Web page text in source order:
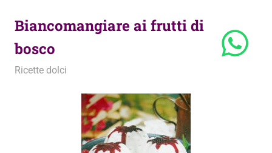
Biancomangiare ai frutti di
bosco
30 Luglio 2011
admin
Ricette dolci